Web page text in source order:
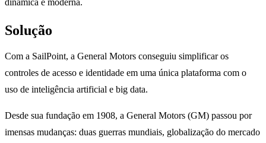
dinâmica e moderna.
Solução
Com a SailPoint, a General Motors conseguiu simplificar os
controles de acesso e identidade em uma única plataforma com o
uso de inteligência artificial e big data.
Desde sua fundação em 1908, a General Motors (GM) passou por
imensas mudanças: duas guerras mundiais, globalização do mercado